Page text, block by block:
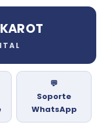
💬
Soporte
WhatsApp